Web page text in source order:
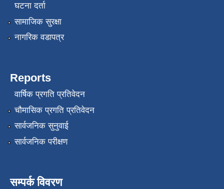
घटना दर्ता
सामाजिक सुरक्षा
नागरिक वडापत्र
Reports
वार्षिक प्रगति प्रतिवेदन
चौमासिक प्रगति प्रतिवेदन
सार्वजनिक सुनुवाई
सार्वजनिक परीक्षण
सम्पर्क विवरण